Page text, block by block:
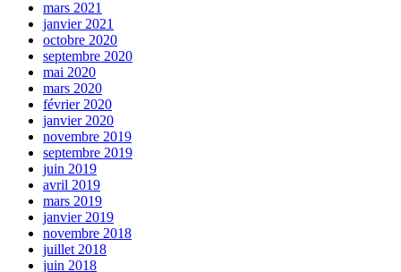
mars 2021
janvier 2021
octobre 2020
septembre 2020
mai 2020
mars 2020
février 2020
janvier 2020
novembre 2019
septembre 2019
juin 2019
avril 2019
mars 2019
janvier 2019
novembre 2018
juillet 2018
juin 2018